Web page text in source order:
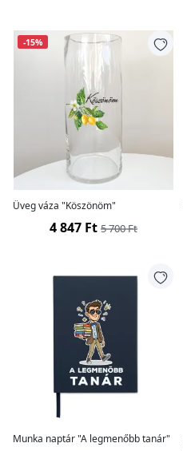
-15%
Üveg váza "Köszönöm"
4 847 Ft 5 700 Ft
Munka naptár "A legmenőbb tanár"